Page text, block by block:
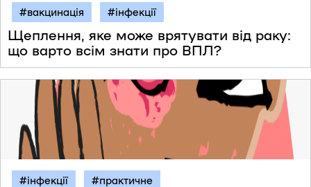
#вакцинація #інфекції
Щеплення, яке може врятувати від раку:
що варто всім знати про ВПЛ?
#інфекції #практичне